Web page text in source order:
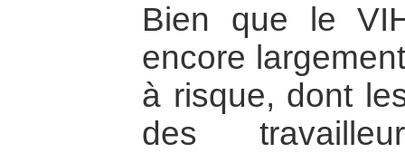
Bien que le
encore
à risque, dont
des